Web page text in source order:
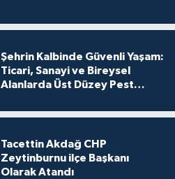
Şehrin Kalbinde Güvenli Yaşam:
Ticari, Sanayi ve Bireysel
Alanlarda Üst Düzey Pest
Tacettin Akdağ CHP
Zeytinburnu ilçe Başkanı
Olarak Atandı